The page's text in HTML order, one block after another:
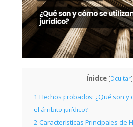
Ínidce [Ocultar]
1 Hechos probados: ¿Qué son y
el ámbito jurídico?
2 Características Principales de